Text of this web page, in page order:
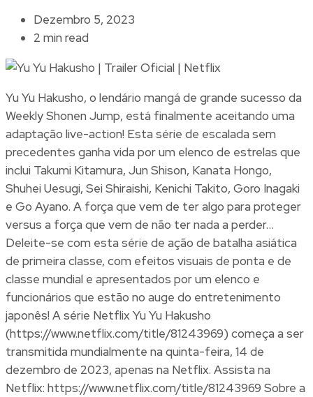
Dezembro 5, 2023
2 min read
Yu Yu Hakusho, o lendário mangá de grande sucesso da
Weekly Shonen Jump, está finalmente aceitando uma
adaptação live-action! Esta série de escalada sem
precedentes ganha vida por um elenco de estrelas que
inclui Takumi Kitamura, Jun Shison, Kanata Hongo,
Shuhei Uesugi, Sei Shiraishi, Kenichi Takito, Goro Inagaki
e Go Ayano. A força que vem de ter algo para proteger
versus a força que vem de não ter nada a perder…
Deleite-se com esta série de ação de batalha asiática
de primeira classe, com efeitos visuais de ponta e de
classe mundial e apresentados por um elenco e
funcionários que estão no auge do entretenimento
japonês! A série Netflix Yu Yu Hakusho
(https://www.netflix.com/title/81243969) começa a ser
transmitida mundialmente na quinta-feira, 14 de
dezembro de 2023, apenas na Netflix. Assista na
Netflix: https://www.netflix.com/title/81243969 Sobre a